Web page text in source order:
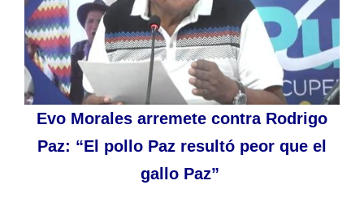
Evo Morales arremete contra Rodrigo
Paz: “El pollo Paz resultó peor que el
gallo Paz”